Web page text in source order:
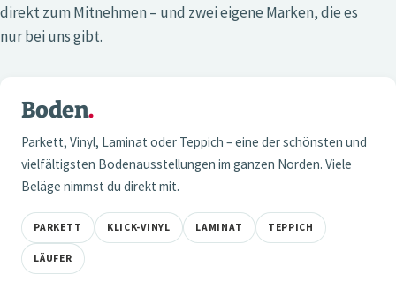
direkt zum Mitnehmen – und zwei eigene Marken, die es
nur bei uns gibt.
01 — BODEN
Boden.
Parkett, Vinyl, Laminat oder Teppich – eine der schönsten und
vielfältigsten Bodenausstellungen im ganzen Norden. Viele
Beläge nimmst du direkt mit.
PARKETT KLICK-VINYL LAMINAT TEPPICH
LÄUFER